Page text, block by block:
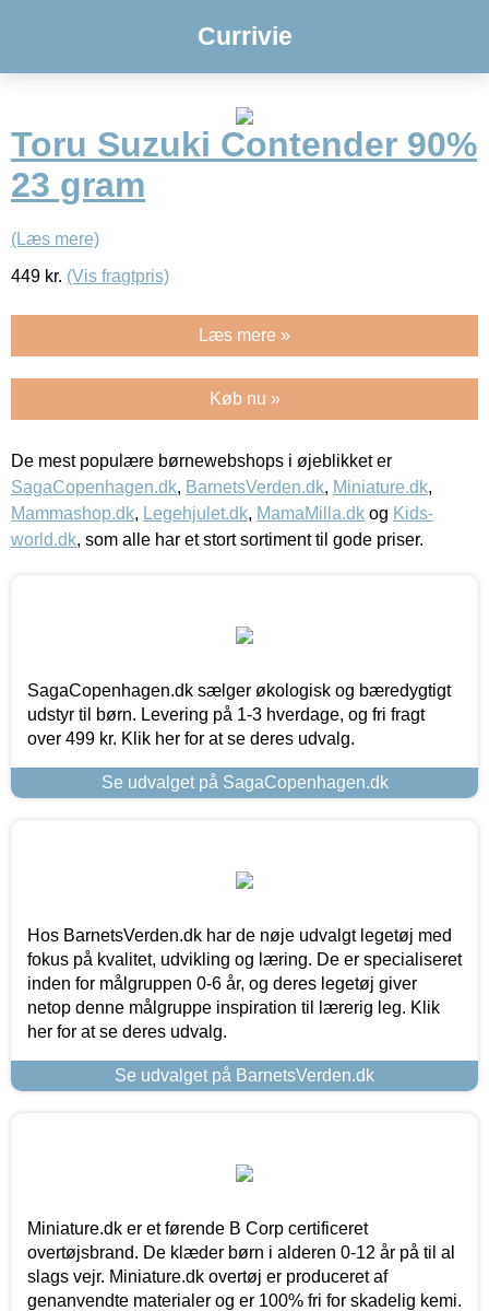
Currivie
Toru Suzuki Contender 90%
23 gram
(Læs mere)
449 kr. (Vis fragtpris)
Læs mere »
Køb nu »
De mest populære børnewebshops i øjeblikket er
SagaCopenhagen.dk, BarnetsVerden.dk, Miniature.dk,
Mammashop.dk, Legehjulet.dk, MamaMilla.dk og Kids-
world.dk, som alle har et stort sortiment til gode priser.
SagaCopenhagen.dk sælger økologisk og bæredygtigt
udstyr til børn. Levering på 1-3 hverdage, og fri fragt
over 499 kr. Klik her for at se deres udvalg.
Se udvalget på SagaCopenhagen.dk
Hos BarnetsVerden.dk har de nøje udvalgt legetøj med
fokus på kvalitet, udvikling og læring. De er specialiseret
inden for målgruppen 0-6 år, og deres legetøj giver
netop denne målgruppe inspiration til lærerig leg. Klik
her for at se deres udvalg.
Se udvalget på BarnetsVerden.dk
Miniature.dk er et førende B Corp certificeret
overtøjsbrand. De klæder børn i alderen 0-12 år på til al
slags vejr. Miniature.dk overtøj er produceret af
genanvendte materialer og er 100% fri for skadelig kemi.